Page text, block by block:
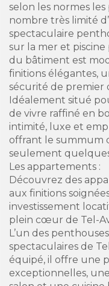
selon les normes
nombre très limité
spectaculaire
sur la mer et piscine
du bâtiment est
finitions élégantes,
sécurité de premier
Idéalement situé
de vivre raffiné en
intimité, luxe et
offrant le summum
seulement
Les appartements :
Découvrez des
aux finitions
investissement
plein cœur de Tel-
L’un des
spectaculaires de
équipé, il offre une
exceptionnelles,